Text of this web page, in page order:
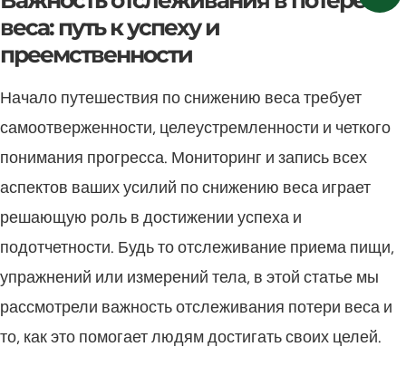
веса: путь к успеху и
преемственности
Начало путешествия по снижению веса требует
самоотверженности, целеустремленности и четкого
понимания прогресса. Мониторинг и запись всех
аспектов ваших усилий по снижению веса играет
решающую роль в достижении успеха и
подотчетности. Будь то отслеживание приема пищи,
упражнений или измерений тела, в этой статье мы
рассмотрели важность отслеживания потери веса и
то, как это помогает людям достигать своих целей.